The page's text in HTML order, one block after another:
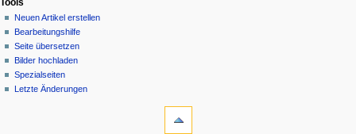
o
n
s
m
e
Tools
Neuen Artikel erstellen
Bearbeitungshilfe
Seite übersetzen
Bilder hochladen
Spezialseiten
Letzte Änderungen